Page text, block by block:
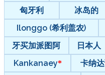
匈牙利
冰岛的
Ilonggo (希利盖农)
牙买加派图阿
日本人
Kankanaey
卡纳